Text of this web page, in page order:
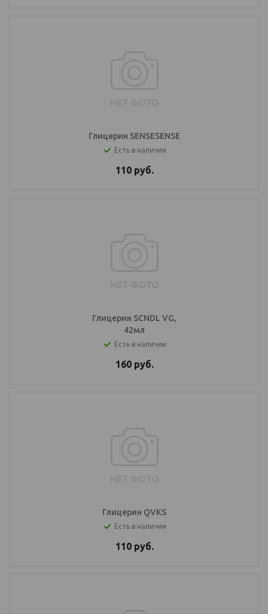
Глицерин SENSESENSE
Есть в наличии
110руб.
Глицерин SCNDL VG,
42мл
Есть в наличии
160руб.
Глицерин QVKS
Есть в наличии
110руб.